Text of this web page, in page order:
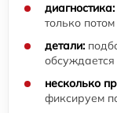
диагностика:
только
детали:
несколько
фиксируем